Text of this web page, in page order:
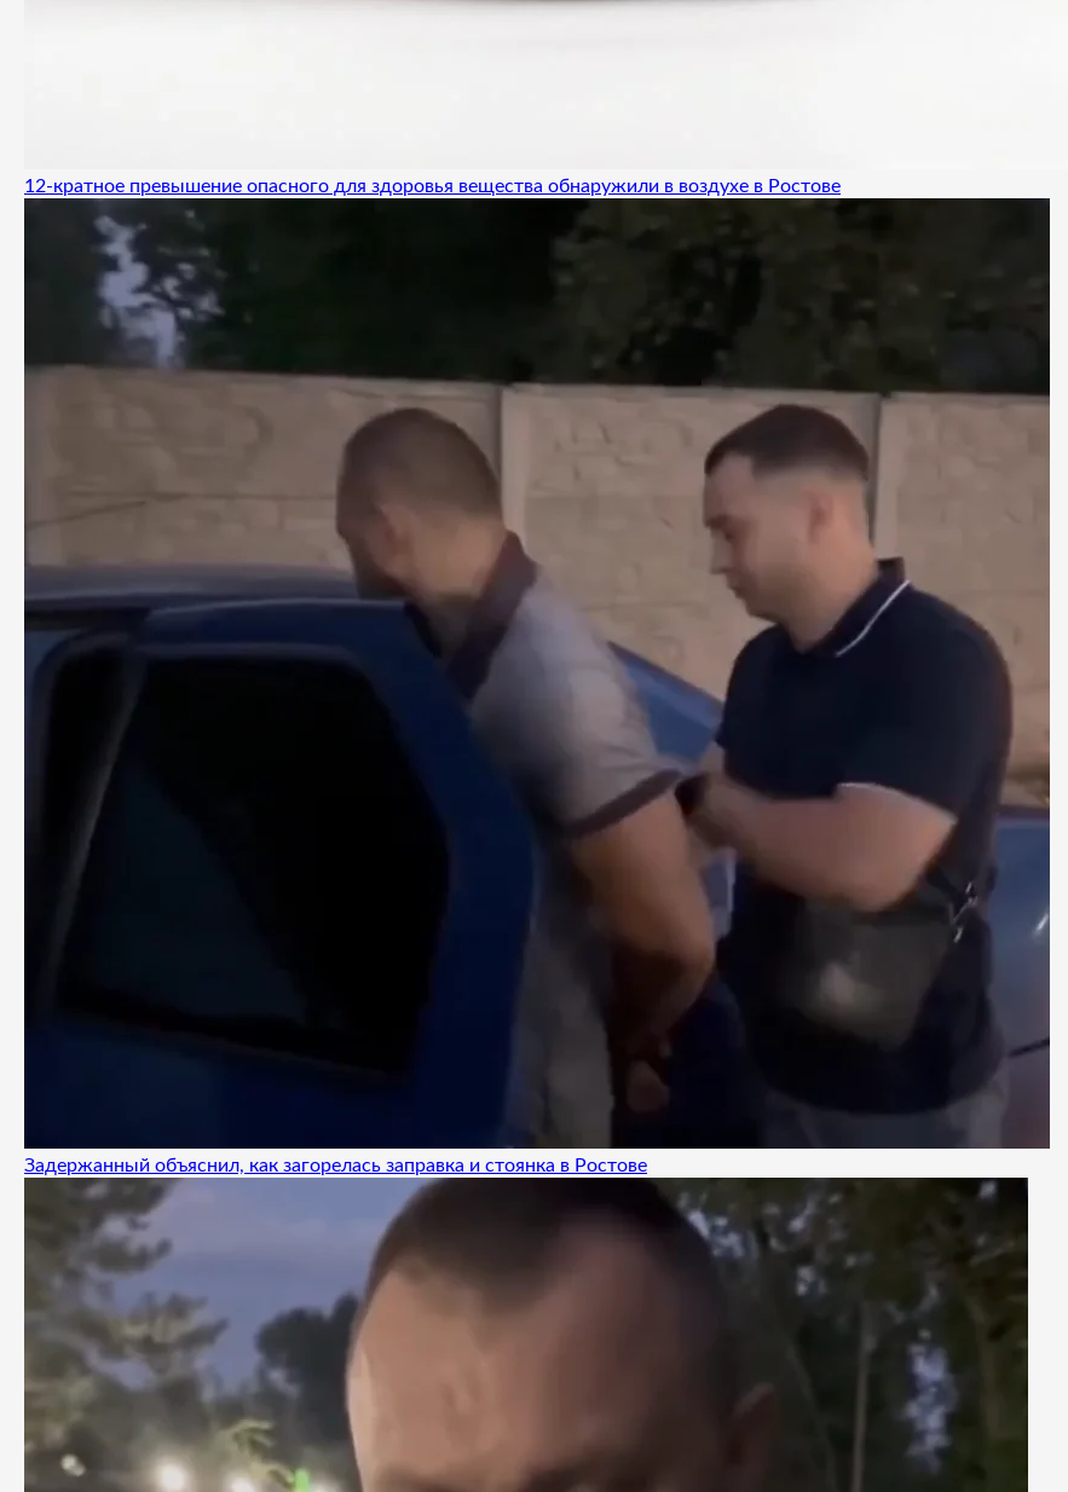
12-кратное превышение опасного для здоровья вещества обнаружили в воздухе в Ростове
Задержанный объяснил, как загорелась заправка и стоянка в Ростове